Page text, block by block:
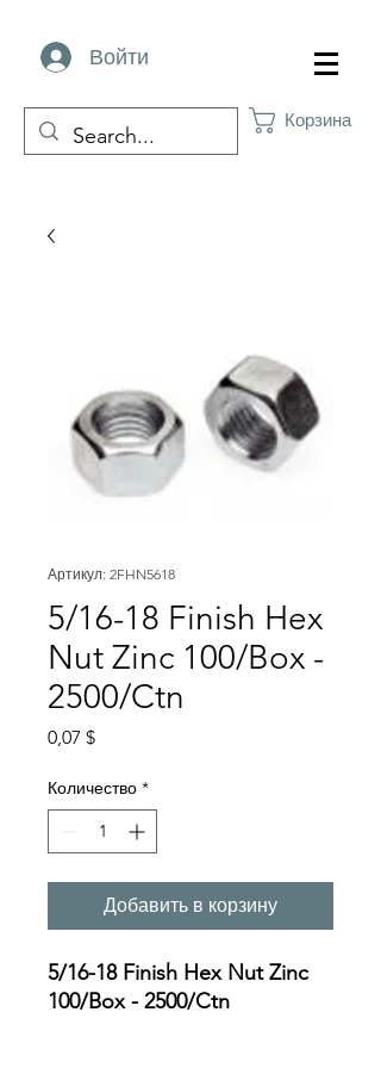
Войти
Корзина
Артикул: 2FHN5618
5/16-18 Finish Hex
Nut Zinc 100/Box -
2500/Ctn
0,07 $Цена
Количество *
Добавить в корзину
5/16-18 Finish Hex Nut Zinc
100/Box - 2500/Ctn